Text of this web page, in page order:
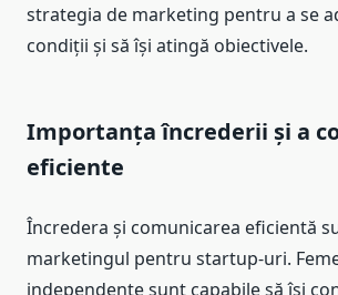
strategia de marketing pentru a se
condiții și să își atingă obiectivele.
Importanța încrederii și a
eficiente
Încredera și comunicarea eficientă
marketingul pentru startup-uri.
independente sunt capabile să își